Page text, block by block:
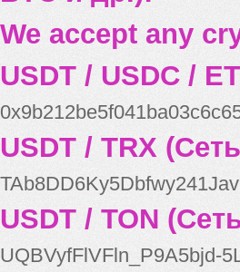
We accept any
USDT / USDC /
USDT / TRX
USDT / TON
UQBVyfFlVFln_P9A5bjd-